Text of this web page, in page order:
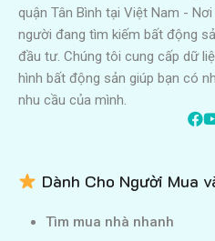
quận Tân Bình tại Việt Nam -
người đang tìm kiếm bất động
đầu tư. Chúng tôi cung cấp dữ
hình bất động sản giúp bạn có
nhu cầu của mình.
Dành Cho Người Mua
Tìm mua nhà nhanh